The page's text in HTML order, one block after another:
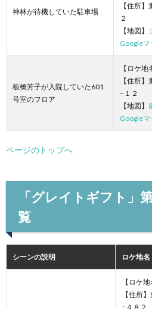
神林が待機していた駐車場
【住所
２
【地図】
Googleマ
板橋芳子が入院していた601
号室のフロア
【ロケ
【住所
−１２
【地図】
Googleマ
ページのトップへ
「グレイトギフト」
覧
シーンの説明 ロケ地
【ロケ
【住所
−４８２